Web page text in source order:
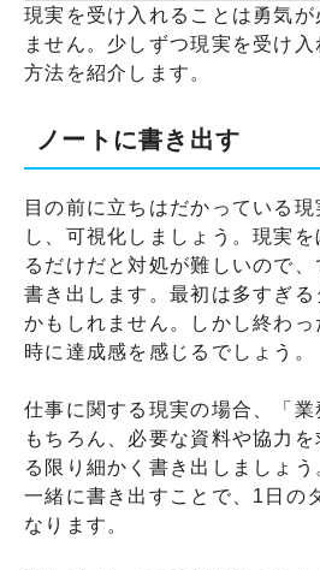
現実を受け入れることは勇気
ません。少しずつ現実を受け
方法を紹介します。
ノートに書き出す
目の前に立ちはだかっている
し、可視化しましょう。現実
るだけだと対処が難しいので
書き出します。最初は多すぎ
かもしれません。しかし終わっ
時に達成感を感じるでしょう。
仕事に関する現実の場合、「
もちろん、必要な資料や協力
る限り細かく書き出しましょう
一緒に書き出すことで、1日の
なります。